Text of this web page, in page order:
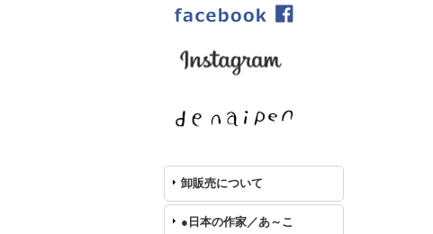
卸販売について
●日本の作家／あ～こ